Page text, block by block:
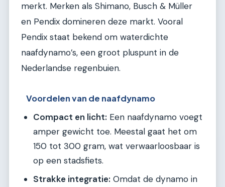
merkt. Merken als Shimano, Busch & Müller
en Pendix domineren deze markt. Vooral
Pendix staat bekend om waterdichte
naafdynamo’s, een groot pluspunt in de
Nederlandse regenbuien.
Voordelen van de naafdynamo
Compact en licht: Een naafdynamo voegt
amper gewicht toe. Meestal gaat het om
150 tot 300 gram, wat verwaarloosbaar is
op een stadsfiets.
Strakke integratie: Omdat de dynamo in